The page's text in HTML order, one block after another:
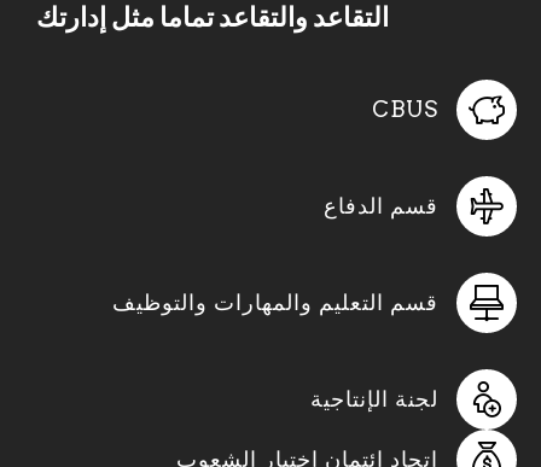
التقاعد والتقاعد تماما مثل إدارتك
CBUS
قسم الدفاع
قسم التعليم والمهارات والتوظيف
لجنة الإنتاجية
اتحاد ائتمان اختيار الشعوب